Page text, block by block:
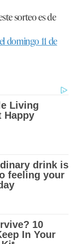
sorteo es de
domingo 11 de